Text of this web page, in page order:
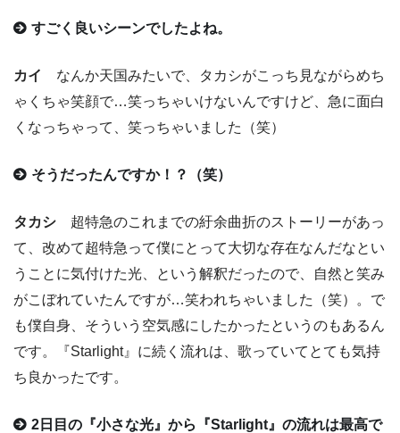
すごく良いシーンでしたよね。
カイ
なんか天国みたいで、タカシがこっち見ながらめち
ゃくちゃ笑顔で…笑っちゃいけないんですけど、急に面白
くなっちゃって、笑っちゃいました（笑）
そうだったんですか！？（笑）
タカシ 超特急のこれまでの紆余曲折のストーリーがあっ
て、改めて超特急って僕にとって大切な存在なんだなとい
うことに気付けた光、という解釈だったので、自然と笑み
がこぼれていたんですが…笑われちゃいました（笑）。で
も僕自身、そういう空気感にしたかったというのもあるん
です。『Starlight』に続く流れは、歌っていてとても気持
ち良かったです。
2日目の『小さな光』から『Starlight』の流れは最高で